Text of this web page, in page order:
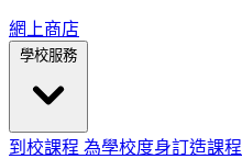
網上商店
學校服務
到校課程 為學校度身訂造課程